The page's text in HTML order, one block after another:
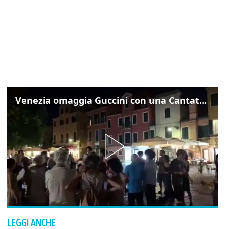
Venezia omaggia Guccini con una Cantata Anarchica in campo Santa Margherita
LEGGI ANCHE